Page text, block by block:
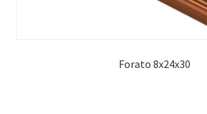
Forato 8x24x30